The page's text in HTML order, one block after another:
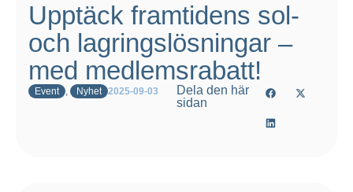
Upptäck framtidens sol-
och lagringslösningar –
med medlemsrabatt!
Event , Nyhet 2025-09-03
Dela den här
sidan